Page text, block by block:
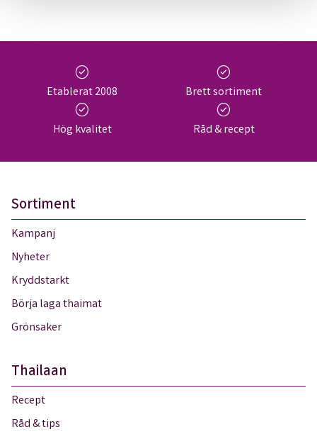
check_circle
Etablerat 2008
check_circle
Brett sortiment
check_circle
Hög kvalitet
check_circle
Råd & recept
Sortiment
Kampanj
Nyheter
Kryddstarkt
Börja laga thaimat
Grönsaker
Thailaan
Recept
Råd & tips